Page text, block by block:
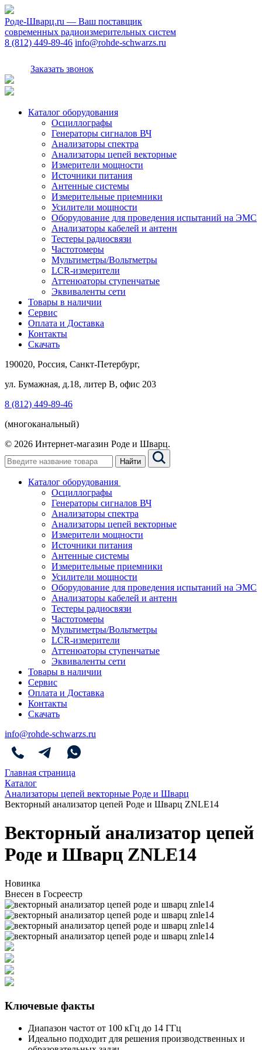
Роде-Шварц.ru — Ваш поставщик
современных радиоизмерительных систем
8 (812) 449-89-46 info@rohde-schwarzs.ru
Заказать звонок
Каталог оборудования
Осциллографы
Генераторы сигналов ВЧ
Анализаторы спектра
Анализаторы цепей векторные
Измерители мощности
Источники питания
Антенные системы
Измерительные приемники
Усилители мощности
Оборудование для проведения испытаний на ЭМС
Анализаторы кабелей и антенн
Тестеры радиосвязи
Частотомеры
Мультиметры/Вольтметры
LCR-измерители
Аттенюаторы ступенчатые
Эквиваленты сети
Товары в наличии
Сервис
Оплата и Доставка
Контакты
Скачать
190020, Россия, Санкт-Петербург,
ул. Бумажная, д.18, литер В, офис 203
8 (812) 449-89-46
(многоканальный)
© 2026 Интернет-магазин Роде и Шварц.
Найти
Каталог оборудования
Осциллографы
Генераторы сигналов ВЧ
Анализаторы спектра
Анализаторы цепей векторные
Измерители мощности
Источники питания
Антенные системы
Измерительные приемники
Усилители мощности
Оборудование для проведения испытаний на ЭМС
Анализаторы кабелей и антенн
Тестеры радиосвязи
Частотомеры
Мультиметры/Вольтметры
LCR-измерители
Аттенюаторы ступенчатые
Эквиваленты сети
Товары в наличии
Сервис
Оплата и Доставка
Контакты
Скачать
info@rohde-schwarzs.ru
Главная страница
Каталог
Анализаторы цепей векторные Роде и Шварц
Векторный анализатор цепей Роде и Шварц ZNLE14
Векторный анализатор цепей
Роде и Шварц ZNLE14
Новинка
Внесен в Госреестр
Ключевые факты
Диапазон частот от 100 кГц до 14 ГГц
Идеально подходит для решения производственных и